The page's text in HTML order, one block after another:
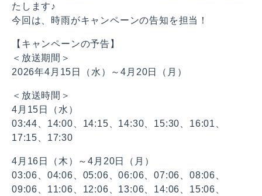
たします♪
今回は、時雨がキャンペーンの告知を担当！
【キャンペーンの予告】
＜放送期間＞
2026年4月15日（水）～4月20日（月）
＜放送時間＞
4月15日（水）
03:44、14:00、14:15、14:30、15:30、16:01、
17:15、17:30
4月16日（木）～4月20日（月）
03:06、04:06、05:06、06:06、07:06、08:06、
09:06、11:06、12:06、13:06、14:06、15:06、